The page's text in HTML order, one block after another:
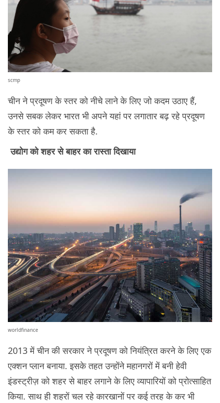
scmp
चीन ने प्रदूषण के स्तर को नीचे लाने के लिए जो कदम उठाए हैं,
उनसे सबक लेकर भारत भी अपने यहां पर लगातार बढ़ रहे प्रदूषण
के स्तर को कम कर सकता है.
उद्योग को शहर से बाहर का रास्ता दिखाया
worldfinance
2013 में चीन की सरकार ने प्रदूषण को नियंत्रित करने के लिए एक
एक्शन प्लान बनाया. इसके तहत उन्होंने महानगरों में बनी हेवी
इंडस्ट्रीज़ को शहर से बाहर लगाने के लिए व्यापारियों को प्रोत्साहित
किया. साथ ही शहरों चल रहे कारखानों पर कई तरह के कर भी